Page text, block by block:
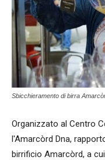
Sbicchieramento di birra
Organizzato al Centro
l'Amarcòrd Dna,
birrificio Amarcòrd, a